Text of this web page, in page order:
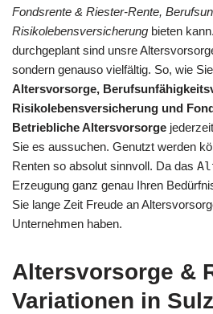
Fondsrente & Riester-Rente,
Risikolebensversicherung bieten
durchgeplant sind unsre
sondern genauso vielfältig. So, wie
Altersvorsorge,
Risikolebensversicherung und
Betriebliche Altersvorsorge
Sie es aussuchen. Genutzt werden
Renten so absolut sinnvoll. Da das
Erzeugung ganz genau Ihren
Sie lange Zeit Freude an
Unternehmen haben.
Altersvorsorge &
Variationen in